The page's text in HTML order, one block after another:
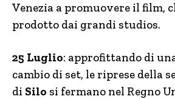
Venezia a promuovere il film,
prodotto dai grandi studios.
25 Luglio: approfittando di
cambio di set, le riprese della
di Silo si fermano nel Regno